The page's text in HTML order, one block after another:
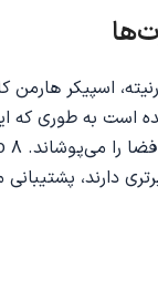
علاوه بر این می‌توانید 2 اسپیکر